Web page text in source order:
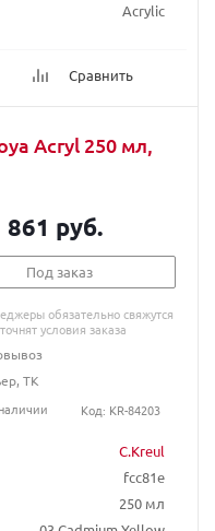
Acrylic
Сравнить
Acryl 250 мл,
C.Kreul
fcc81e
250 мл
861 руб.
Под заказ
обязательно свяжутся
условия заказа
ТК
Код: KR-84203